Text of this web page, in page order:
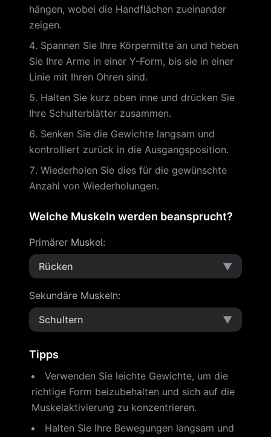
hängen, wobei die Handflächen zueinander
zeigen.
Spannen Sie Ihre Körpermitte an und heben
Sie Ihre Arme in einer Y-Form, bis sie in einer
Linie mit Ihren Ohren sind.
Halten Sie kurz oben inne und drücken Sie
Ihre Schulterblätter zusammen.
Senken Sie die Gewichte langsam und
kontrolliert zurück in die Ausgangsposition.
Wiederholen Sie dies für die gewünschte
Anzahl von Wiederholungen.
Welche Muskeln werden beansprucht?
Primärer Muskel:
Rücken
▼
Sekundäre Muskeln:
Schultern
▼
Tipps
Verwenden Sie leichte Gewichte, um die
richtige Form beizubehalten und sich auf die
Muskelaktivierung zu konzentrieren.
Halten Sie Ihre Bewegungen langsam und